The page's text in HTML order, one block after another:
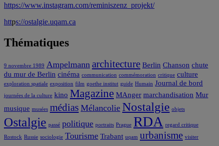
https://www.instagram.com/reminiszenz_projekt/
https://ostalgie.uqam.ca
Thématiques
9 novembre 1989 Ampelmann architecture Berlin Chanson chute
du mur de Berlin cinéma communication commémoration critique culture
exploration spatiale exposition film goethe institut guide Humain Journal de bord
journées de la culture kino Magazine MAnger marchandisation Mur
musique musées médias Mélancolie Nostalgie objets
Ostalgie passé politique portraits Prague RDA regard critique
Rostock Russie sociologie Tourisme Trabant uqam urbanisme visiter